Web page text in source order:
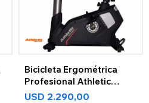
Bicicleta Ergométrica
Profesional Athletic
5900BV
USD 2.290,00